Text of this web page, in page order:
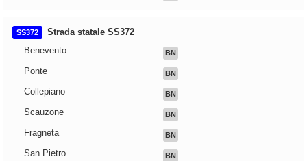
SS372
Strada statale SS372
Benevento
BN
Ponte BN
Collepiano BN
Scauzone BN
Fragneta BN
San Pietro BN